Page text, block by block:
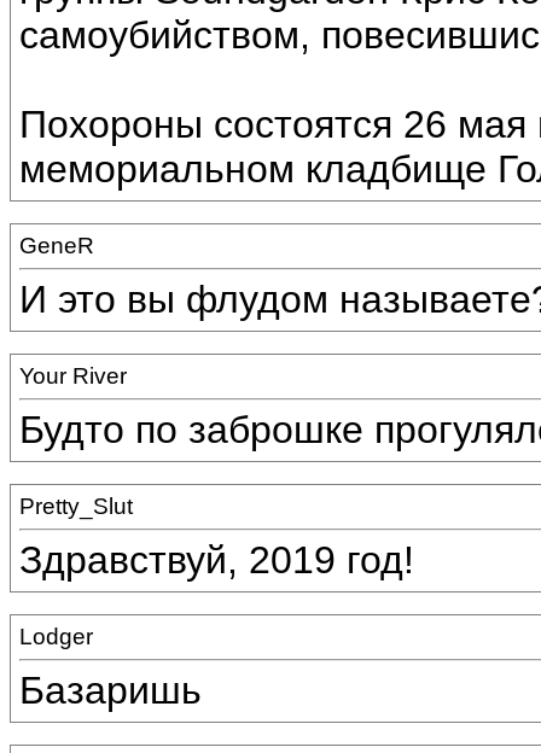
самоубийством,
Похороны состоятся 26
мемориальном кладбище
GeneR
И это вы флудом
Your River
Будто по заброшке
Pretty_Slut
Здравствуй, 2019 год!
Lodger
Базаришь